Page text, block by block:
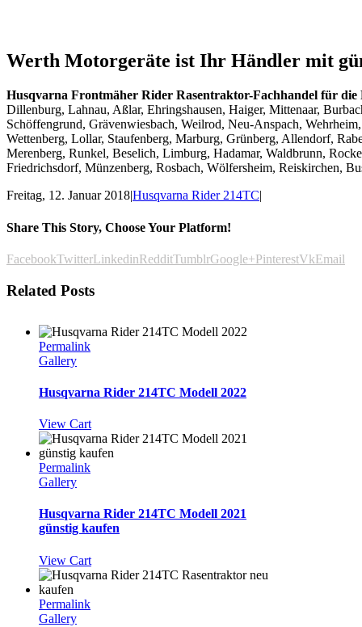
Werth Motorgeräte ist Ihr Händler mit
Husqvarna Frontmäher Rider Rasentraktor-Fachhandel für die
Dillenburg, Lahnau, Aßlar, Ehringshausen, Haiger, Mittenaar,
Schöffengrund, Grävenwiesbach, Weilrod, Neu-Anspach,
Wettenberg, Lollar, Staufenberg, Marburg, Grünberg, Allendorf,
Merenberg, Runkel, Beselich, Limburg, Hadamar, Waldbrunn,
Friedrichsdorf, Münzenberg, Rosbach, Wölfersheim, Reiskirchen,
Freitag, 12. Januar 2018|Husqvarna Rider 214TC|
Share This Story, Choose Your Platform!
FacebookTwitterLinkedinRedditTumblrGoogle+PinterestVkEmail
Related Posts
Permalink
Gallery
Husqvarna Rider 214TC Modell 2022
View Cart
Permalink
Gallery
Husqvarna Rider 214TC Modell 2021
günstig kaufen
View Cart
Permalink
Gallery